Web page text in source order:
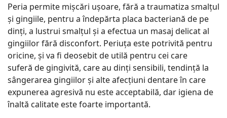
Peria permite mișcări ușoare, fără a traumatiza smalțul
și gingiile, pentru a îndepărta placa bacteriană de pe
dinți, a lustrui smalțul și a efectua un masaj delicat al
gingiilor fără disconfort. Periuța este potrivită pentru
oricine, și va fi deosebit de utilă pentru cei care
suferă de gingivită, care au dinți sensibili, tendință la
sângerarea gingiilor și alte afecțiuni dentare în care
expunerea agresivă nu este acceptabilă, dar igiena de
înaltă calitate este foarte importantă.